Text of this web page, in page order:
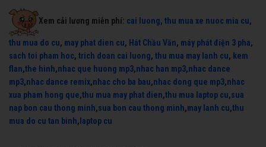
Xem cải lương miễn phí: cai luong, thu mua xe nuoc mia cu,
thu mua do cu, may phat dien cu, Hát Chầu Văn, máy phát điện 3 pha,
sach toi pham hoc, trich doan cai luong, thu mua may lanh cu, kem
flan,the hinh,nhac que huong mp3,nhac han mp3,nhac dance
mp3,nhac dance remix,nhac cho ba bau,nhac dong que mp3,nhac
xua pham hong que,thu mua may phat dien,thu mua laptop cu,sua
nap bon cau thong minh,sua bon cau thong minh,may lanh cu,thu
mua do cu tan binh, laptop cu